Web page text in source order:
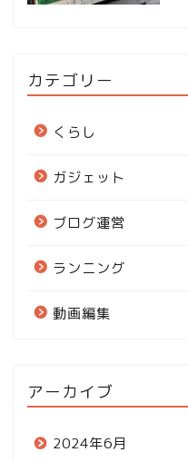
カテゴリー
くらし
ガジェット
ブログ運営
ランニング
動画編集
アーカイブ
2024年6月